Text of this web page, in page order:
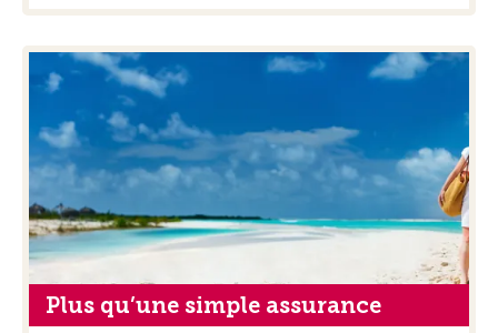
Plus qu’une simple assurance